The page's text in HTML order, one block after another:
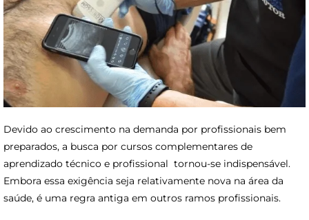
Devido ao crescimento na demanda por profissionais bem
preparados, a busca por cursos complementares de
aprendizado técnico e profissional tornou-se indispensável.
Embora essa exigência seja relativamente nova na área da
saúde, é uma regra antiga em outros ramos profissionais.